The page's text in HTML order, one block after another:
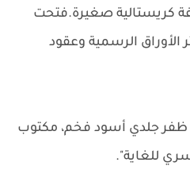
كريستالية صغيرة.فتحت
الأوراق الرسمية وعقود
ظفر جلدي أسود فخم، مكتوب
للغاية".